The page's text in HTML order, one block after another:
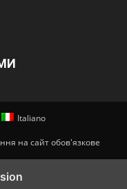
Italiano
на сайт обов'язкове